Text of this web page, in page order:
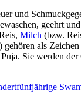
und
geehrt
Milch (bzw.
) gehören als
Sie werden